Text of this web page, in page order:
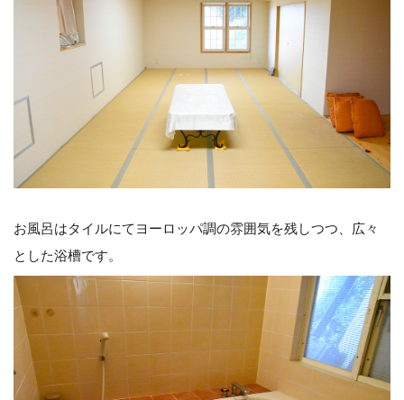
お風呂はタイルにてヨーロッパ調の雰囲気を残しつつ、広々
とした浴槽です。